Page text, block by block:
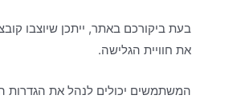
את חוויית הגלישה.